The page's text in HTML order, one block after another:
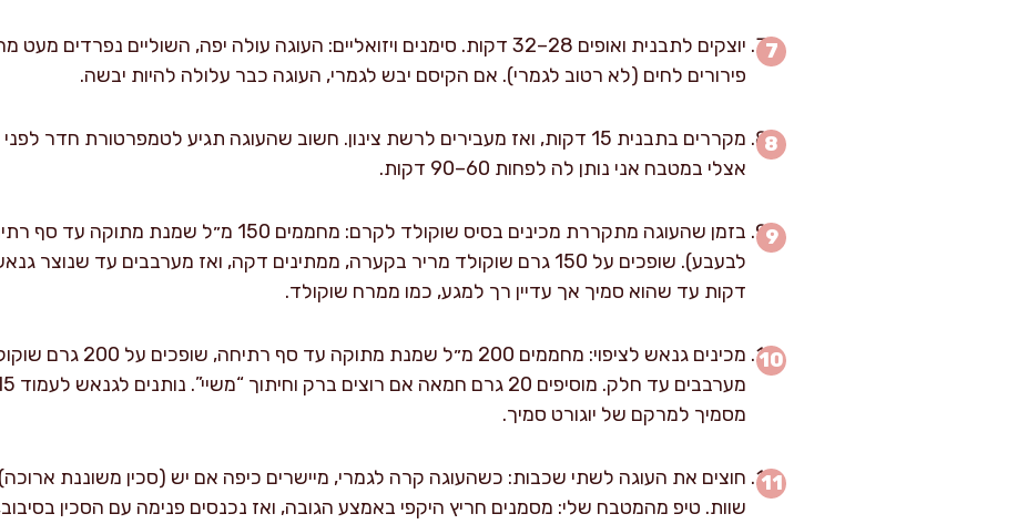
יוצקים לתבנית ואופים 28–32 דקות. סימנים ויזואליים: העוגה עולה יפה, השוליים
פירורים לחים (לא רטוב לגמרי). אם הקיסם יבש לגמרי, העוגה כבר עלולה להיות יבשה.
מקררים בתבנית 15 דקות, ואז מעבירים לרשת צינון. חשוב שהעוגה תגיע לטמפרטורת
אצלי במטבח אני נותן לה לפחות 60–90 דקות.
בזמן שהעוגה מתקררת מכינים בסיס שוקולד לקרם: מחממים
דקות עד שהוא סמיך אך עדיין רך למגע, כמו ממרח שוקולד.
מכינים גנאש לציפוי: מחממים
מסמיך למרקם של יוגורט סמיך.
חוצים את העוגה לשתי שכבות: כשהעוגה קרה לגמרי, מיישרים כיפה אם יש (סכין משוננת
שוות. טיפ מהמטבח שלי: מסמנים חריץ היקפי באמצע הגובה, ואז נכנסים פנימה עם הסכין